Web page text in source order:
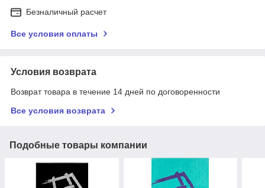
Безналичный расчет
Все условия оплаты
Условия возврата
Возврат товара в течение 14 дней по договоренности
Все условия возврата
Подобные товары компании